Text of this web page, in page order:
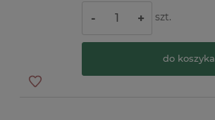
- + szt.
do koszyka